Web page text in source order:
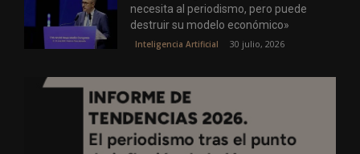
necesita al periodismo, pero puede
destruir su modelo económico»
Inteligencia Artificial 30 julio, 2026